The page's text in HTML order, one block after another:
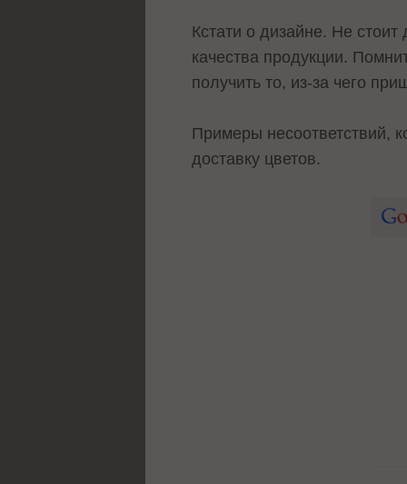
Кстати о дизайне. Не
качества продукции.
получить то, из-за чего
Примеры несоответствий,
доставку цветов.